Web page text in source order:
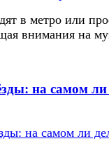
в метро или
внимания на
на самом ли